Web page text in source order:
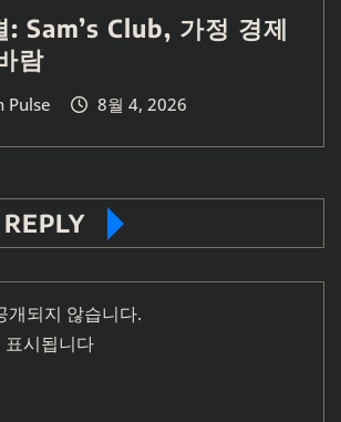
: Sam’s Club, 가정 경제
람
Pulse 8월 4, 2026
개되지 않습니다.
표시됩니다